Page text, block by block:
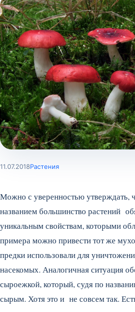
11.07.2018Растения
Можно с уверенностью утверждать,
названием большинство растений
уникальным свойствам, которыми
примера можно привести тот же
предки использовали для
насекомых. Аналогичная ситуация
сыроежкой, который, судя по
сырым. Хотя это и не совсем так.